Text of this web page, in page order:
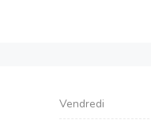
Vendredi